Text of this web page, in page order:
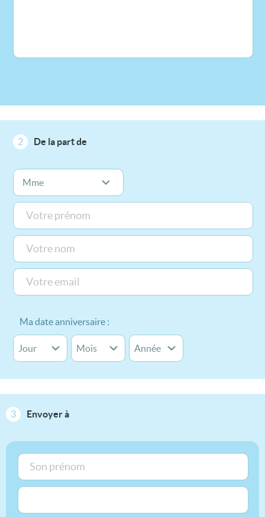
2 De la part de
Ma date anniversaire :
3 Envoyer à